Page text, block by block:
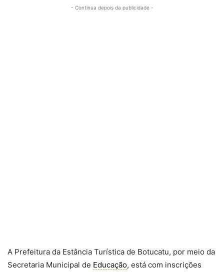
- Continua depois da publicidade -
A Prefeitura da Estância Turística de Botucatu, por meio da
Secretaria Municipal de Educação, está com inscrições